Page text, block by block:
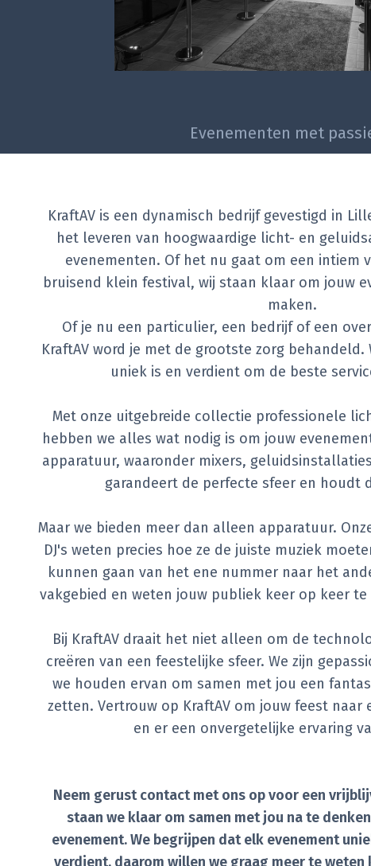
Evenementen met
KraftAV is een dynamisch bedrijf gevestigd in
het leveren van hoogwaardige licht- en
evenementen. Of het nu gaat om een intiem
bruisend klein festival, wij staan klaar om jouw
maken.
Of je nu een particulier, een bedrijf of een
KraftAV word je met de grootste zorg
uniek is en verdient om de beste
Met onze uitgebreide collectie professionele
hebben we alles wat nodig is om jouw
apparatuur, waaronder mixers,
garandeert de perfecte sfeer en houdt
Maar we bieden meer dan alleen apparatuur.
DJ's weten precies hoe ze de juiste muziek
kunnen gaan van het ene nummer naar het
vakgebied en weten jouw publiek keer op keer
Bij KraftAV draait het niet alleen om de
creëren van een feestelijke sfeer. We zijn
we houden ervan om samen met jou een
zetten. Vertrouw op KraftAV om jouw feest
en er een onvergetelijke ervaring
Neem gerust contact met ons op voor een
staan we klaar om samen met jou na te
evenement. We begrijpen dat elk evenement
verdient, daarom willen we graag meer te weten